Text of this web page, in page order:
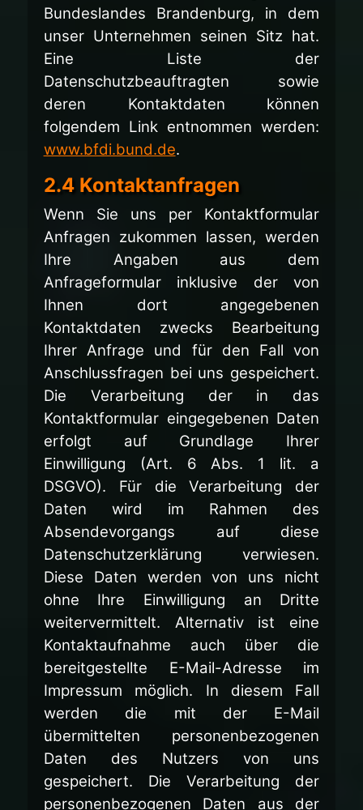
Bundeslandes Brandenburg, in dem
unser Unternehmen seinen Sitz hat.
Eine Liste der
Datenschutzbeauftragten sowie
deren Kontaktdaten können
folgendem Link entnommen werden:
www.bfdi.bund.de.
2.4 Kontaktanfragen
Wenn Sie uns per Kontaktformular
Anfragen zukommen lassen, werden
Ihre Angaben aus dem
Anfrageformular inklusive der von
Ihnen dort angegebenen
Kontaktdaten zwecks Bearbeitung
Ihrer Anfrage und für den Fall von
Anschlussfragen bei uns gespeichert.
Die Verarbeitung der in das
Kontaktformular eingegebenen Daten
erfolgt auf Grundlage Ihrer
Einwilligung (Art. 6 Abs. 1 lit. a
DSGVO). Für die Verarbeitung der
Daten wird im Rahmen des
Absendevorgangs auf diese
Datenschutzerklärung verwiesen.
Diese Daten werden von uns nicht
ohne Ihre Einwilligung an Dritte
weitervermittelt. Alternativ ist eine
Kontaktaufnahme auch über die
bereitgestellte E-Mail-Adresse im
Impressum möglich. In diesem Fall
werden die mit der E-Mail
übermittelten personenbezogenen
Daten des Nutzers von uns
gespeichert. Die Verarbeitung der
personenbezogenen Daten aus der